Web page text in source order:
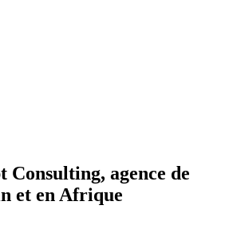
Consulting, agence de
et en Afrique